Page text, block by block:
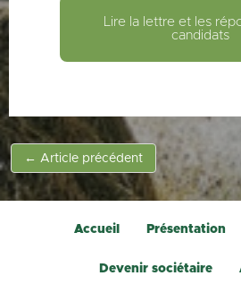
Lire la lettre et les
candidats
← Article précédent
Accueil Présentation
Devenir sociétaire